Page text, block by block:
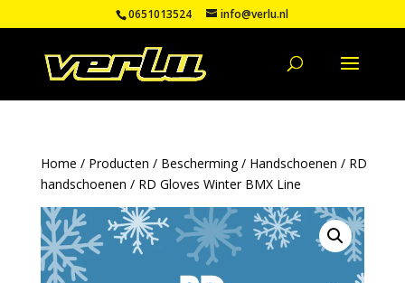
0651013524 info@verlu.nl
Home / Producten / Bescherming/ Handschoenen / RD
handschoenen / RD Gloves Winter BMX Line